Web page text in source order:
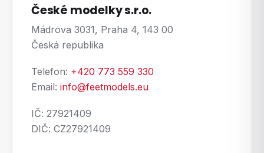
České modelky s.r.o.
Mádrova 3031, Praha 4, 143 00
Česká republika
Telefon: +420 773 559 330
Email: info@feetmodels.eu
IČ: 27921409
DIČ: CZ27921409